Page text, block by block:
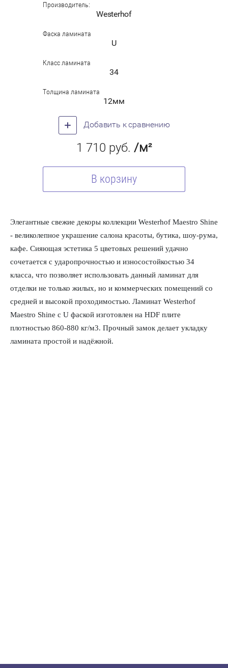
Производитель:
Westerhof
Фаска ламината
U
Класс ламината
34
Толщина ламината
12мм
Добавить к сравнению
1 710 руб. /м²
В корзину
Элегантные свежие декоры коллекции Westerhof Maestro Shine
- великолепное украшение салона красоты, бутика, шоу-рума,
кафе. Сияющая эстетика 5 цветовых решений удачно
сочетается с ударопрочностью и износостойкостью 34
класса, что позволяет использовать данный ламинат для
отделки не только жилых, но и коммерческих помещений со
средней и высокой проходимостью. Ламинат Westerhof
Maestro Shine с U фаской изготовлен на HDF плите
плотностью 860-880 кг/м3. Прочный замок делает укладку
ламината простой и надёжной.